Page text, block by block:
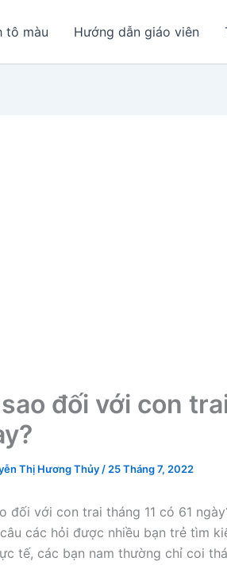
tô màu Hướng dẫn giáo viên
đối với con
Thị Hương Thủy / 25 Tháng 7, 2022
đối với con trai tháng 11 có 61
các hỏi được nhiều bạn trẻ tìm
tế, các bạn nam thường chỉ coi